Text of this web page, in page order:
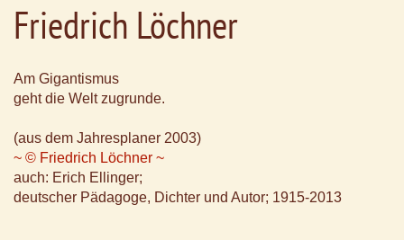
Friedrich Löchner
Am Gigantismus
geht die Welt zugrunde.
(aus dem Jahresplaner 2003)
~ © Friedrich Löchner ~
auch: Erich Ellinger;
deutscher Pädagoge, Dichter und Autor; 1915-2013